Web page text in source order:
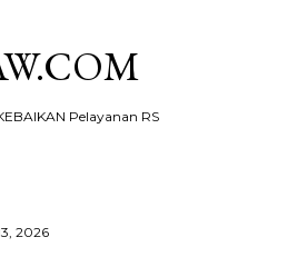
Pelayanan RS
2026